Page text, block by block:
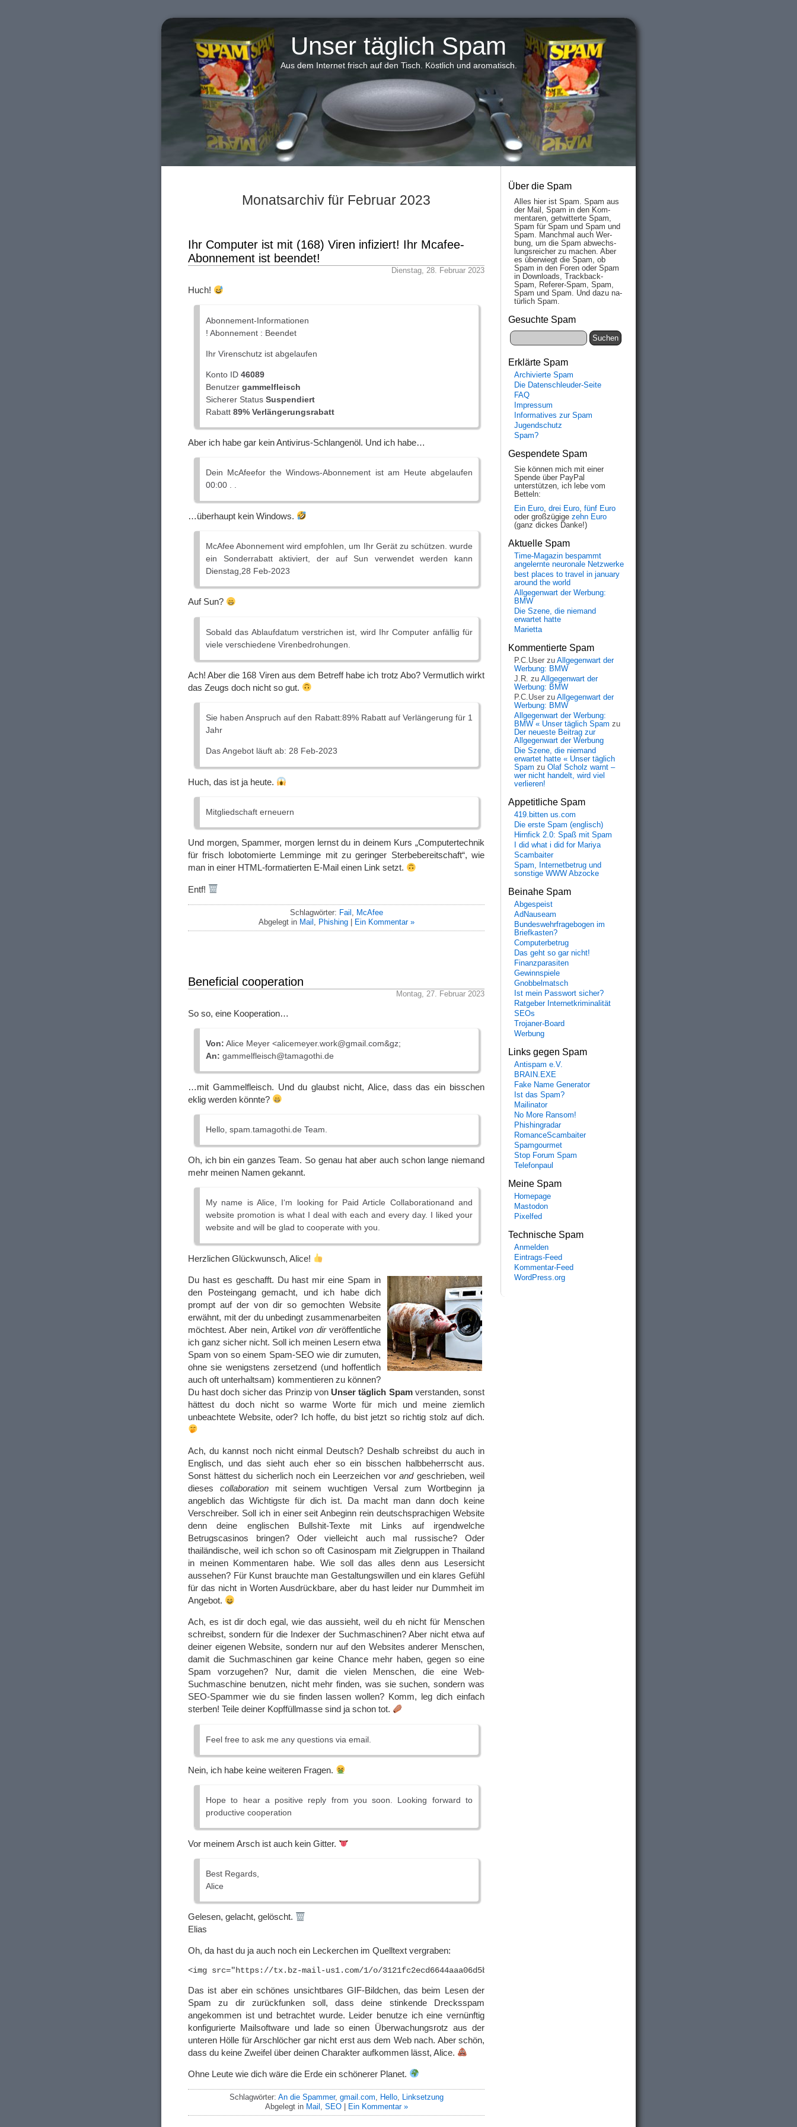
Unser täglich Spam
Aus dem Internet frisch auf den Tisch. Köstlich und aromatisch.
Monatsarchiv für Februar 2023
Ihr Computer ist mit (168) Viren infiziert! Ihr Mcafee-
Abonnement ist beendet!
Dienstag, 28. Februar 2023
Huch!
Abonnement-Informationen
! Abonnement : Beendet
Ihr Virenschutz ist abgelaufen
Konto ID 46089
Benutzer gammelfleisch
Sicherer Status Suspendiert
Rabatt 89% Verlängerungsrabatt
Aber ich habe gar kein Antivirus-Schlangenöl. Und ich habe…
Dein McAfeefor the Windows-Abonnement ist am Heute abgelaufen
00:00 . .
…überhaupt kein Windows.
McAfee Abonnement wird empfohlen, um Ihr Gerät zu schützen. wurde
ein Sonderrabatt aktiviert, der auf Sun verwendet werden kann
Dienstag,28 Feb-2023
Auf Sun?
Sobald das Ablaufdatum verstrichen ist, wird Ihr Computer anfällig für
viele verschiedene Virenbedrohungen.
Ach! Aber die 168 Viren aus dem Betreff habe ich trotz Abo? Vermutlich wirkt
das Zeugs doch nicht so gut.
Sie haben Anspruch auf den Rabatt:89% Rabatt auf Verlängerung für 1
Jahr
Das Angebot läuft ab: 28 Feb-2023
Huch, das ist ja heute.
Mitgliedschaft erneuern
Und morgen, Spammer, morgen lernst du in deinem Kurs „Computertechnik
für frisch lobotomierte Lemminge mit zu geringer Sterbebereitschaft“, wie
man in einer HTML-formatierten E-Mail einen Link setzt.
Entf!
Schlagwörter: Fail
McAfee
Abgelegt in Mail Phishing| Ein Kommentar »
Beneficial cooperation
Montag, 27. Februar 2023
So so, eine Kooperation…
Von: Alice Meyer <alicemeyer.work@gmail.com&gz;
An: gammelfleisch@tamagothi.de
…mit Gammelfleisch. Und du glaubst nicht, Alice, dass das ein bisschen
eklig werden könnte?
Hello, spam.tamagothi.de Team.
Oh, ich bin ein ganzes Team. So genau hat aber auch schon lange niemand
mehr meinen Namen gekannt.
My name is Alice, I‘m looking for Paid Article Collaborationand and
website promotion is what I deal with each and every day. I liked your
website and will be glad to cooperate with you.
Herzlichen Glückwunsch, Alice!
Du hast es geschafft. Du hast mir eine Spam in
den Posteingang gemacht, und ich habe dich
prompt auf der von dir so gemochten Website
erwähnt, mit der du unbedingt zusammenarbeiten
möchtest. Aber nein, Artikel von dirveröffentliche
ich ganz sicher nicht. Soll ich meinen Lesern etwa
Spam von so einem Spam-SEO wie dir zumuten,
ohne sie wenigstens zersetzend (und hoffentlich
auch oft unterhaltsam) kommentieren zu können?
Du hast doch sicher das Prinzip von Unser täglich Spamverstanden, sonst
hättest du doch nicht so warme Worte für mich und meine ziemlich
unbeachtete Website, oder? Ich hoffe, du bist jetzt so richtig stolz auf dich.
Ach, du kannst noch nicht einmal Deutsch? Deshalb schreibst du auch in
Englisch, und das sieht auch eher so ein bisschen halbbeherrscht aus.
Sonst hättest du sicherlich noch ein Leerzeichen vor andgeschrieben, weil
dieses collaborationmit seinem wuchtigen Versal zum Wortbeginn ja
angeblich das Wichtigste für dich ist. Da macht man dann doch keine
Verschreiber. Soll ich in einer seit Anbeginn rein deutschsprachigen Website
denn deine englischen Bullshit-Texte mit Links auf irgendwelche
Betrugscasinos bringen? Oder vielleicht auch mal russische? Oder
thailändische, weil ich schon so oft Casinospam mit Zielgruppen in Thailand
in meinen Kommentaren habe. Wie soll das alles denn aus Lesersicht
aussehen? Für Kunst brauchte man Gestaltungswillen und ein klares Gefühl
für das nicht in Worten Ausdrückbare, aber du hast leider nur Dummheit im
Angebot.
Ach, es ist dir doch egal, wie das aussieht, weil du eh nicht für Menschen
schreibst, sondern für die Indexer der Suchmaschinen? Aber nicht etwa auf
deiner eigenen Website, sondern nur auf den Websites anderer Menschen,
damit die Suchmaschinen gar keine Chance mehr haben, gegen so eine
Spam vorzugehen? Nur, damit die vielen Menschen, die eine Web-
Suchmaschine benutzen, nicht mehr finden, was sie suchen, sondern was
SEO-Spammer wie du sie finden lassen wollen? Komm, leg dich einfach
sterben! Teile deiner Kopffüllmasse sind ja schon tot.
Feel free to ask me any questions via email.
Nein, ich habe keine weiteren Fragen.
Hope to hear a positive reply from you soon. Looking forward to
productive cooperation
Vor meinem Arsch ist auch kein Gitter.
Best Regards,
Alice
Gelesen, gelacht, gelöscht.
Elias
Oh, da hast du ja auch noch ein Leckerchen im Quelltext vergraben:
Das ist aber ein schönes unsichtbares GIF-Bildchen, das beim Lesen der
Spam zu dir zurückfunken soll, dass deine stinkende Drecksspam
angekommen ist und betrachtet wurde. Leider benutze ich eine vernünftig
konfigurierte Mailsoftware und lade so einen Überwachungsrotz aus der
unteren Hölle für Arschlöcher gar nicht erst aus dem Web nach. Aber schön,
dass du keine Zweifel über deinen Charakter aufkommen lässt, Alice.
Ohne Leute wie dich wäre die Erde ein schönerer Planet.
Schlagwörter: An die Spammer, gmail.com, Hello, Linksetzung
Abgelegt in Mail , SEO| Ein Kommentar »
Über die Spam
Alles hier ist Spam. Spam aus
der Mail, Spam in den Kom­
men­taren, ge­twit­ter­te Spam,
Spam für Spam und Spam und
Spam. Manch­mal auch Wer­
bung, um die Spam ab­wechs­
lungs­reich­er zu mach­en. Aber
es über­wiegt die Spam, ob
Spam in den Fo­ren oder Spam
in Down­loads, Track­back-
Spam, Re­fe­rer-Spam, Spam,
Spam und Spam. Und da­zu na­
tür­lich Spam.
Gesuchte Spam
Erklärte Spam
Archivierte Spam
Die Datenschleuder-Seite
FAQ
Impressum
Informatives zur Spam
Jugendschutz
Spam?
Gespendete Spam
Sie können mich mit einer
Spende über PayPal
unterstützen, ich lebe vom
Betteln:
Ein Euro, drei Euro, fünf Euro
oder großzügige zehn Euro
(ganz dickes Danke!)
Aktuelle Spam
Time-Magazin bespammt
angelernte neuronale Netzwerke
best places to travel in january
around the world
Allgegenwart der Werbung:
BMW
Die Szene, die niemand
erwartet hatte
Marietta
Kommentierte Spam
P.C.User zu Allgegenwart der
Werbung: BMW
J.R. zu Allgegenwart der
Werbung: BMW
P.C.User zu Allgegenwart der
Werbung: BMW
Allgegenwart der Werbung:
BMW « Unser täglich Spam zu
Der neueste Beitrag zur
Allgegenwart der Werbung
Die Szene, die niemand
erwartet hatte « Unser täglich
Spam zu Olaf Scholz warnt –
wer nicht handelt, wird viel
verlieren!
Appetitliche Spam
419.bitten us.com
Die erste Spam (englisch)
Hirnfick 2.0: Spaß mit Spam
I did what i did for Mariya
Scambaiter
Spam, Internetbetrug und
sonstige WWW Abzocke
Beinahe Spam
Abgespeist
AdNauseam
Bundeswehrfragebogen im
Briefkasten?
Computerbetrug
Das geht so gar nicht!
Finanzparasiten
Gewinnspiele
Gnobbelmatsch
Ist mein Passwort sicher?
Ratgeber Internetkriminalität
SEOs
Trojaner-Board
Werbung
Links gegen Spam
Antispam e.V.
BRAIN.EXE
Fake Name Generator
Ist das Spam?
Mailinator
No More Ransom!
Phishingradar
RomanceScambaiter
Spamgourmet
Stop Forum Spam
Telefonpaul
Meine Spam
Homepage
Mastodon
Pixelfed
Technische Spam
Anmelden
Eintrags-Feed
Kommentar-Feed
WordPress.org